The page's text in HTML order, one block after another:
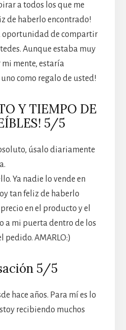
a todos los que me
de haberlo encontrado!
oportunidad de compartir
Aunque estaba muy
mente, estaría
como regalo de usted!
Y TIEMPO DE
5/5
úsalo diariamente
Ya nadie lo vende en
tan feliz de haberlo
en el producto y el
a mi puerta dentro de los
pedido. AMARLO:)
5/5
hace años. Para mí es lo
recibiendo muchos